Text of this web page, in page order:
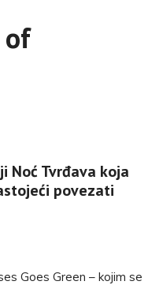
of
Noć Tvrđava koja
povezati
Goes Green – kojim se